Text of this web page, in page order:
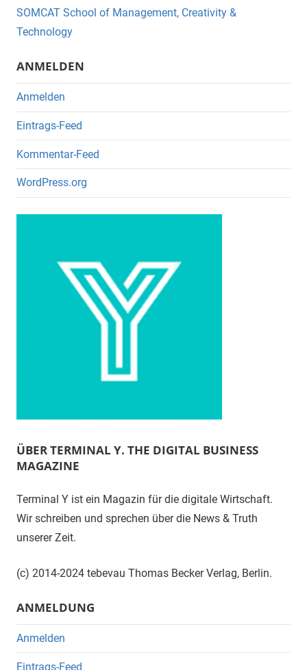
o
o
k
SOMCAT School of Management, Creativity &
Technology
ANMELDEN
Anmelden
Eintrags-Feed
Kommentar-Feed
WordPress.org
ÜBER TERMINAL Y. THE DIGITAL BUSINESS
MAGAZINE
Terminal Y ist ein Magazin für die digitale Wirtschaft.
Wir schreiben und sprechen über die News & Truth
unserer Zeit.
(c) 2014-2024 tebevau Thomas Becker Verlag, Berlin.
ANMELDUNG
Anmelden
Eintrags-Feed